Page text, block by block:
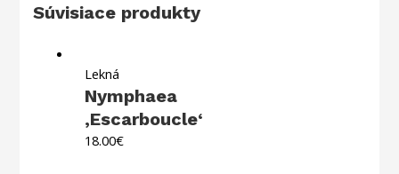
Súvisiace produkty
Lekná
Nymphaea
‚Escarboucle‘
18.00€